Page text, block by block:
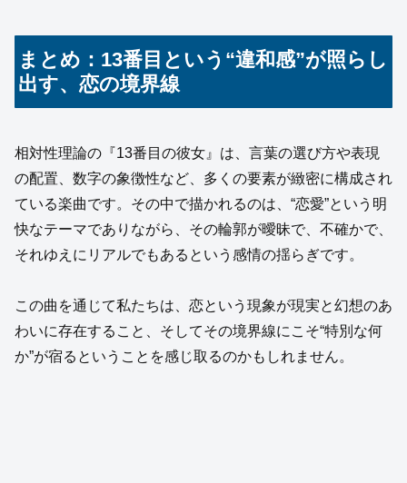
まとめ：13番目という“違和感”が照らし
出す、恋の境界線
相対性理論の『13番目の彼女』は、言葉の選び方や表現
の配置、数字の象徴性など、多くの要素が緻密に構成され
ている楽曲です。その中で描かれるのは、“恋愛”という明
快なテーマでありながら、その輪郭が曖昧で、不確かで、
それゆえにリアルでもあるという感情の揺らぎです。
この曲を通じて私たちは、恋という現象が現実と幻想のあ
わいに存在すること、そしてその境界線にこそ“特別な何
か”が宿るということを感じ取るのかもしれません。